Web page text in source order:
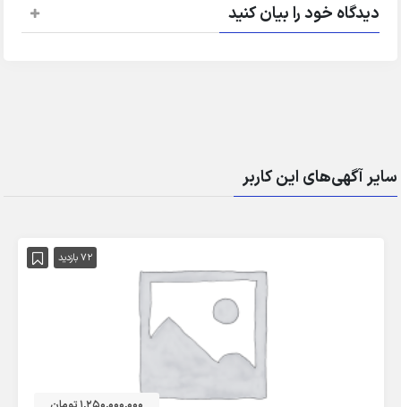
دیدگاه خود را بیان کنید
سایر آگهی‌های این کاربر
72 بازدید